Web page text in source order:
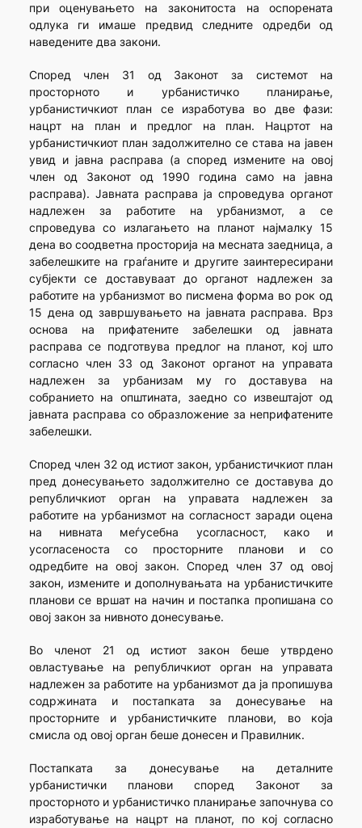
при оценувањето на законитоста на оспорената
одлука ги имаше предвид следните одредби од
наведените два закони.
Според член 31 од Законот за системот на
просторното и урбанистичко планирање,
урбанистичкиот план се изработува во две фази:
нацрт на план и предлог на план. Нацртот на
урбанистичкиот план задолжително се става на јавен
увид и јавна расправа (а според измените на овој
член од Законот од 1990 година само на јавна
расправа). Јавната расправа ја спроведува органот
надлежен за работите на урбанизмот, а се
спроведува со излагањето на планот најмалку 15
дена во соодветна просторија на месната заедница, а
забелешките на граѓаните и другите заинтересирани
субјекти се доставуваат до органот надлежен за
работите на урбанизмот во писмена форма во рок од
15 дена од завршувањето на јавната расправа. Врз
основа на прифатените забелешки од јавната
расправа се подготвува предлог на планот, кој што
согласно член 33 од Законот органот на управата
надлежен за урбанизам му го доставува на
собранието на општината, заедно со извештајот од
јавната расправа со образложение за неприфатените
забелешки.
Според член 32 од истиот закон, урбанистичкиот план
пред донесувањето задолжително се доставува до
републичкиот орган на управата надлежен за
работите на урбанизмот на согласност заради оцена
на нивната меѓусебна усогласност, како и
усогласеноста со просторните планови и со
одредбите на овој закон. Според член 37 од овој
закон, измените и дополнувањата на урбанистичките
планови се вршат на начин и постапка пропишана со
овој закон за нивното донесување.
Во членот 21 од истиот закон беше утврдено
овластување на републичкиот орган на управата
надлежен за работите на урбанизмот да ја пропишува
содржината и постапката за донесување на
просторните и урбанистичките планови, во која
смисла од овој орган беше донесен и Правилник.
Постапката за донесување на деталните
урбанистички планови според Законот за
просторното и урбанистичко планирање започнува со
изработување на нацрт на планот, по кој согласно